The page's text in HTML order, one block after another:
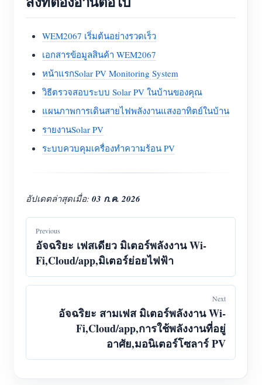
WEM2067 เริ่มต้นอย่างรวดเร็ว
เอกสารข้อมูลสินค้า WEM2067
หน้าแรกSolar PV Monitoring System
วิธีตรวจสอบระบบ Solar PV ในบ้านของคุณ
แผนภาพการเดินสายไฟพลังงานแสงอาทิตย์ในบ้าน
รายงานSolar PV
ระบบควบคุมเครื่องทำความร้อน PV
อัปเดตล่าสุดเมื่อ: 03 ก.ค. 2026
Previous
อัจฉริยะ เฟสเดียว มิเตอร์พลังงาน Wi-
Fi,Cloud/app,มิเตอร์ย่อยไฟฟ้า
Next
อัจฉริยะ สามเฟส มิเตอร์พลังงาน Wi-
Fi,Cloud/app,การใช้พลังงานที่อยู่
อาศัย,มอนิเตอร์โซลาร์ PV